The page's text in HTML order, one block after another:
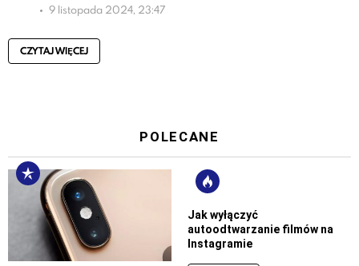
9 listopada 2024, 23:47
CZYTAJ WIĘCEJ
POLECANE
Jak wyłączyć
autoodtwarzanie filmów na
Instagramie